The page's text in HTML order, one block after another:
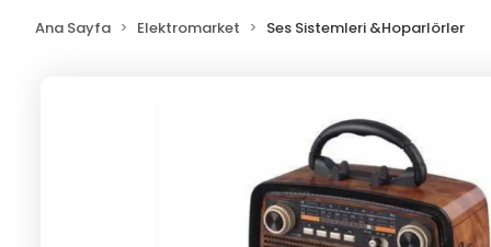
Ana Sayfa Elektromarket Ses Sistemleri &Hoparlörler